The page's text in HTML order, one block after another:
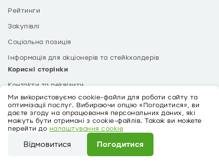
Ми використовуємо cookie-файли для роботи сайту та
оптимізації послуг. Вибираючи опцію «Погодитися», ви
даєте згоду на опрацювання персональних даних, які
можуть бути отримані з cookie-файлів. Також ви можете
перейти до налаштування cookie
Відмовитися
Погодитися
Рейтинги
Закупівлі
Соціальна позиція
Інформація для акціонерів та стейкхолдерів
Корисні сторінки
Контакти та реквізити
Тарифи
Кар’єра
Поради щодо безпеки
Фонд гарантування вкладів